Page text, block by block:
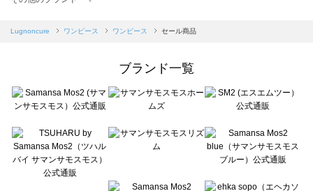
Samansa Mos2 blue（サマンサモスモス ブルー）のワンピース一覧
sō4ū（ソウフォーユー）のワンピース一覧
Te chichi（テチチ）のワンピース一覧
Te chichi CLASSIC（テチチ クラシック）のワンピース一覧
Lugnoncure（ルノンキュール）のワンピース一覧
BETTY'S BLUE（べティーズブルー）のワンピース一覧
Wpc.（ワールドパーティー）のワンピース一覧
Lugnoncure ワンピース ワンピース セール商品
ブランド一覧